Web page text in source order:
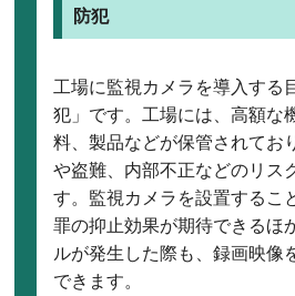
防犯
工場に監視カメラを導入する
犯」です。工場には、高額な
料、製品などが保管されてお
や盗難、内部不正などのリス
す。監視カメラを設置するこ
罪の抑止効果が期待できるほ
ルが発生した際も、録画映像
できます。